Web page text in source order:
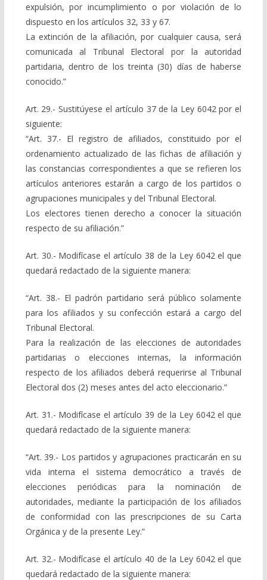
expulsión, por incumplimiento o por violación de lo
dispuesto en los artículos 32, 33 y 67.
La extinción de la afiliación, por cualquier causa, será
comunicada al Tribunal Electoral por la autoridad
partidaria, dentro de los treinta (30) días de haberse
conocido.”
Art. 29.- Sustitúyese el artículo 37 de la Ley 6042 por el
siguiente:
“Art. 37.- El registro de afiliados, constituido por el
ordenamiento actualizado de las fichas de afiliación y
las constancias correspondientes a que se refieren los
artículos anteriores estarán a cargo de los partidos o
agrupaciones municipales y del Tribunal Electoral.
Los electores tienen derecho a conocer la situación
respecto de su afiliación.”
Art. 30.- Modifícase el artículo 38 de la Ley 6042 el que
quedará redactado de la siguiente manera:
“Art. 38.- El padrón partidario será público solamente
para los afiliados y su confección estará a cargo del
Tribunal Electoral.
Para la realización de las elecciones de autoridades
partidarias o elecciones internas, la información
respecto de los afiliados deberá requerirse al Tribunal
Electoral dos (2) meses antes del acto eleccionario.”
Art. 31.- Modifícase el artículo 39 de la Ley 6042 el que
quedará redactado de la siguiente manera:
“Art. 39.- Los partidos y agrupaciones practicarán en su
vida interna el sistema democrático a través de
elecciones periódicas para la nominación de
autoridades, mediante la participación de los afiliados
de conformidad con las prescripciones de su Carta
Orgánica y de la presente Ley.”
Art. 32.- Modifícase el artículo 40 de la Ley 6042 el que
quedará redactado de la siguiente manera: